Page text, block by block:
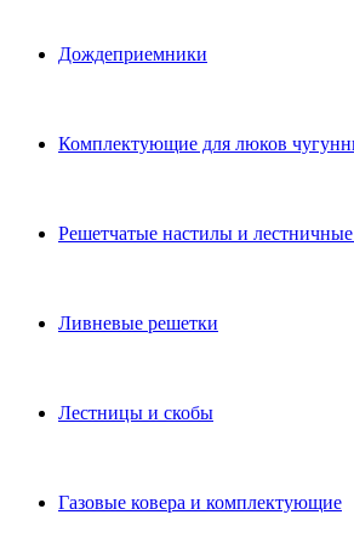
Дождеприемники
Комплектующие для люков
Решетчатые настилы и
Ливневые решетки
Лестницы и скобы
Газовые ковера и комплектующие